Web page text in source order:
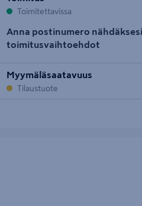
Toimitettavissa
Anna postinumero nähdäksesi
toimitusvaihtoehdot
Myymäläsaatavuus
Tilaustuote